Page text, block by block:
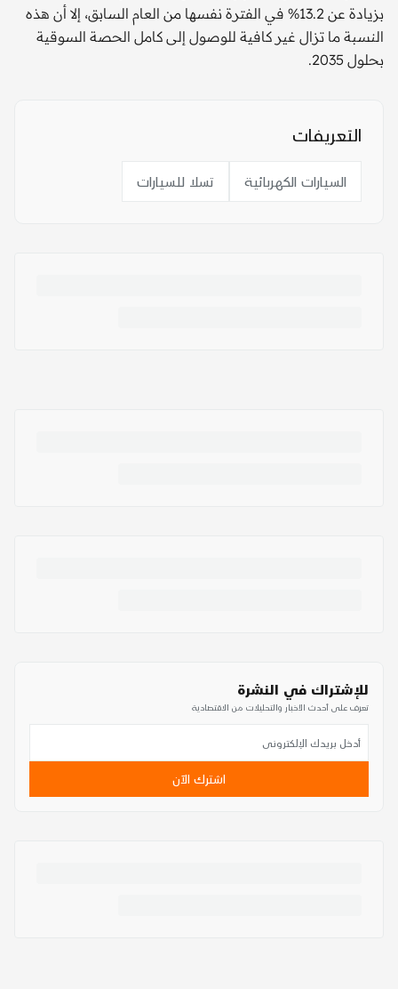
بزيادة عن 13.2% في الفترة نفسها من العام السابق، إلا أن هذه
النسبة ما تزال غير كافية للوصول إلى كامل الحصة السوقية
بحلول 2035.
التعريفات
السيارات الكهربائية تسلا للسيارات
للإشتراك في النشرة
تعرف على أحدث الأخبار والتحليلات من الاقتصادية
اشترك الآن